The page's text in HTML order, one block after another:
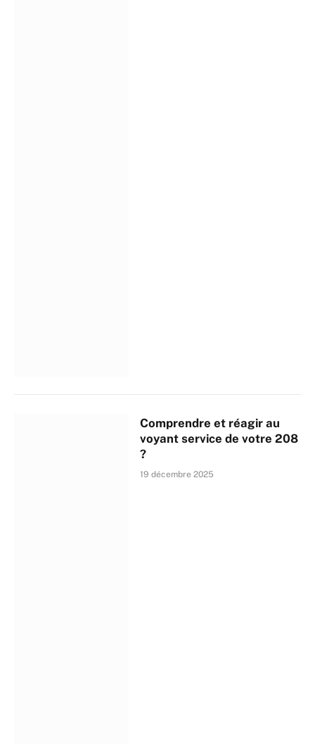
Comprendre et réagir au
voyant service de votre 208
?
19 décembre 2025